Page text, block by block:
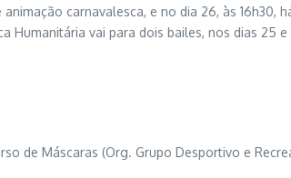
carnavalesca, e no dia 26, às
Humanitária vai para dois bailes, nos dias 25
de Máscaras (Org. Grupo Desportivo e